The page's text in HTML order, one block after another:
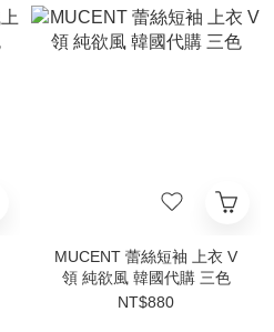
MUCENT 蕾絲短袖 上衣 V
領 純欲風 韓國代購 三色
NT$880